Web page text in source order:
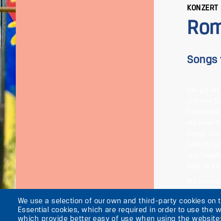
We use a selection of our own and third-party cookies
Essential cookies, which are required in order to use the
which provide better easy of use when using the
KONZERT
Songs